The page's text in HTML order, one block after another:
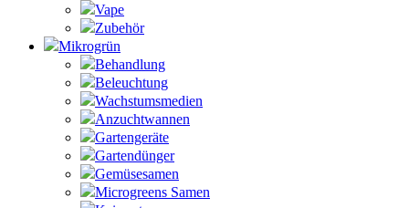
Vape
Zubehör
Mikrogrün
Behandlung
Beleuchtung
Wachstumsmedien
Anzuchtwannen
Gartengeräte
Gartendünger
Gemüsesamen
Microgreens Samen